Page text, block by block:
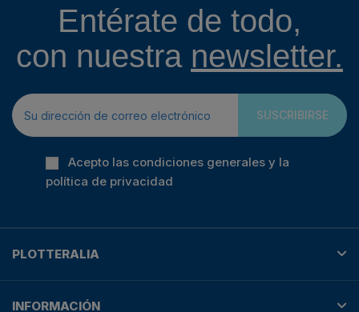
Entérate de todo,
con nuestra newsletter.
SUSCRIBIRSE
Acepto las condiciones generales y la
política de privacidad
PLOTTERALIA
INFORMACIÓN